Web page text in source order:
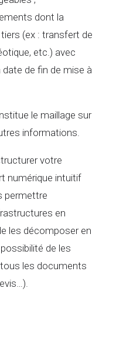
dont la
(ex : transfert de
etc.) avec
de fin de mise à
le maillage sur
informations.
votre
numérique intuitif
permettre
en
les décomposer en
de les
les documents